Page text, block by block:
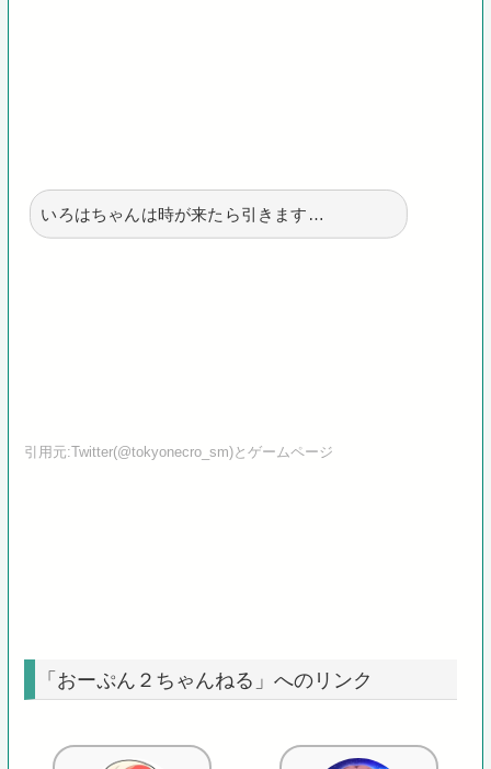
いろはちゃんは時が来たら引きます…
引用元:Twitter(@tokyonecro_sm)とゲームページ
「おーぷん２ちゃんねる」へのリンク